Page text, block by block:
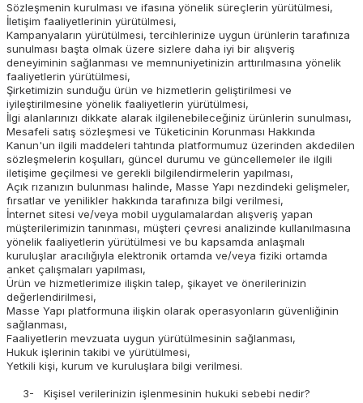
Sözleşmenin kurulması ve ifasına yönelik süreçlerin yürütülmesi,
İletişim faaliyetlerinin yürütülmesi,
Kampanyaların yürütülmesi, tercihlerinize uygun ürünlerin tarafınıza
sunulması başta olmak üzere sizlere daha iyi bir alışveriş
deneyiminin sağlanması ve memnuniyetinizin arttırılmasına yönelik
faaliyetlerin yürütülmesi,
Şirketimizin sunduğu ürün ve hizmetlerin geliştirilmesi ve
iyileştirilmesine yönelik faaliyetlerin yürütülmesi,
İlgi alanlarınızı dikkate alarak ilgilenebileceğiniz ürünlerin sunulması,
Mesafeli satış sözleşmesi ve Tüketicinin Korunması Hakkında
Kanun'un ilgili maddeleri tahtında platformumuz üzerinden akdedilen
sözleşmelerin koşulları, güncel durumu ve güncellemeler ile ilgili
iletişime geçilmesi ve gerekli bilgilendirmelerin yapılması,
Açık rızanızın bulunması halinde, Masse Yapı nezdindeki gelişmeler,
fırsatlar ve yenilikler hakkında tarafınıza bilgi verilmesi,
İnternet sitesi ve/veya mobil uygulamalardan alışveriş yapan
müşterilerimizin tanınması, müşteri çevresi analizinde kullanılmasına
yönelik faaliyetlerin yürütülmesi ve bu kapsamda anlaşmalı
kuruluşlar aracılığıyla elektronik ortamda ve/veya fiziki ortamda
anket çalışmaları yapılması,
Ürün ve hizmetlerimize ilişkin talep, şikayet ve önerilerinizin
değerlendirilmesi,
Masse Yapı platformuna ilişkin olarak operasyonların güvenliğinin
sağlanması,
Faaliyetlerin mevzuata uygun yürütülmesinin sağlanması,
Hukuk işlerinin takibi ve yürütülmesi,
Yetkili kişi, kurum ve kuruluşlara bilgi verilmesi.
3- Kişisel verilerinizin işlenmesinin hukuki sebebi nedir?